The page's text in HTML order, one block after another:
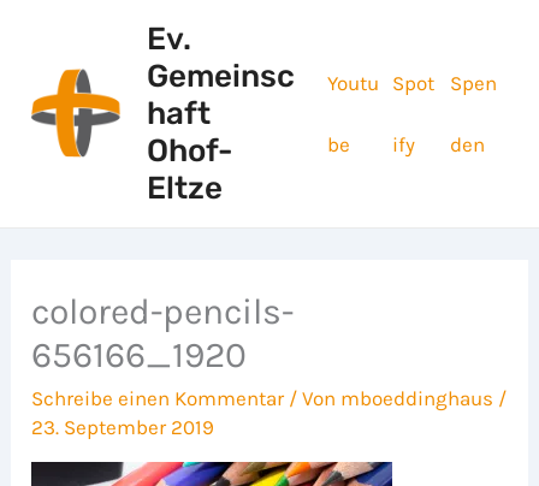
springen
Ev.
Gemeinsc
haft
Ohof-
Eltze
Youtu
be
Spot
ify
Spen
den
colored-pencils-
656166_1920
Schreibe einen Kommentar / Von mboeddinghaus /
23. September 2019